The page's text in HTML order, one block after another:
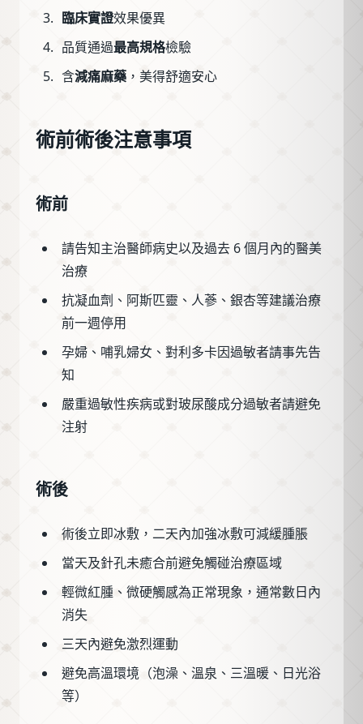
臨床實證效果優異
品質通過最高規格檢驗
含減痛麻藥 ，美得舒適安心
術前術後注意事項
術前
請告知主治醫師病史以及過去 6 個月內的醫美
治療
抗凝血劑、阿斯匹靈、人蔘、銀杏等建議治療
前一週停用
孕婦、哺乳婦女、對利多卡因過敏者請事先告
知
嚴重過敏性疾病或對玻尿酸成分過敏者請避免
注射
術後
術後立即冰敷，二天內加強冰敷可減緩腫脹
當天及針孔未癒合前避免觸碰治療區域
輕微紅腫、微硬觸感為正常現象，通常數日內
消失
三天內避免激烈運動
避免高溫環境（泡澡、溫泉、三溫暖、日光浴
等）